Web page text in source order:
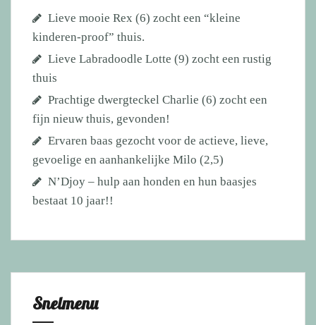
Lieve mooie Rex (6) zocht een “kleine
kinderen-proof” thuis.
Lieve Labradoodle Lotte (9) zocht een rustig
thuis
Prachtige dwergteckel Charlie (6) zocht een
fijn nieuw thuis, gevonden!
Ervaren baas gezocht voor de actieve, lieve,
gevoelige en aanhankelijke Milo (2,5)
N’Djoy – hulp aan honden en hun baasjes
bestaat 10 jaar!!
Snelmenu